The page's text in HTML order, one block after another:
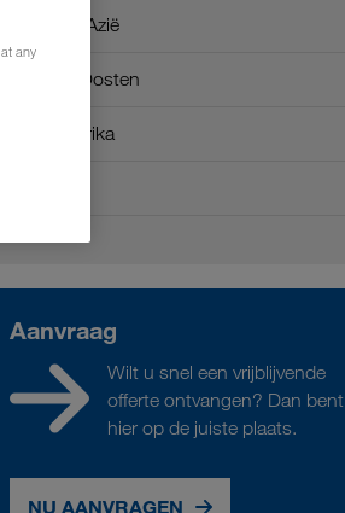
Centraal-Azië
Midden-Oosten
Noord-Afrika
Aanvraag
Wilt u snel een vrijblijvende
offerte ontvangen? Dan
hier op de juiste plaats.
NU AANVRAGEN
any